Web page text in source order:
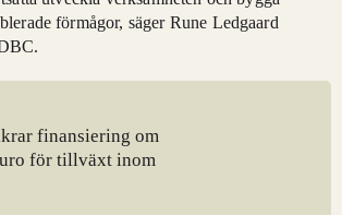
förmågor, säger Rune Ledgaard
finansiering om
för tillväxt inom